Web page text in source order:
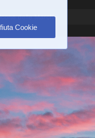
Cookie
delle Marche